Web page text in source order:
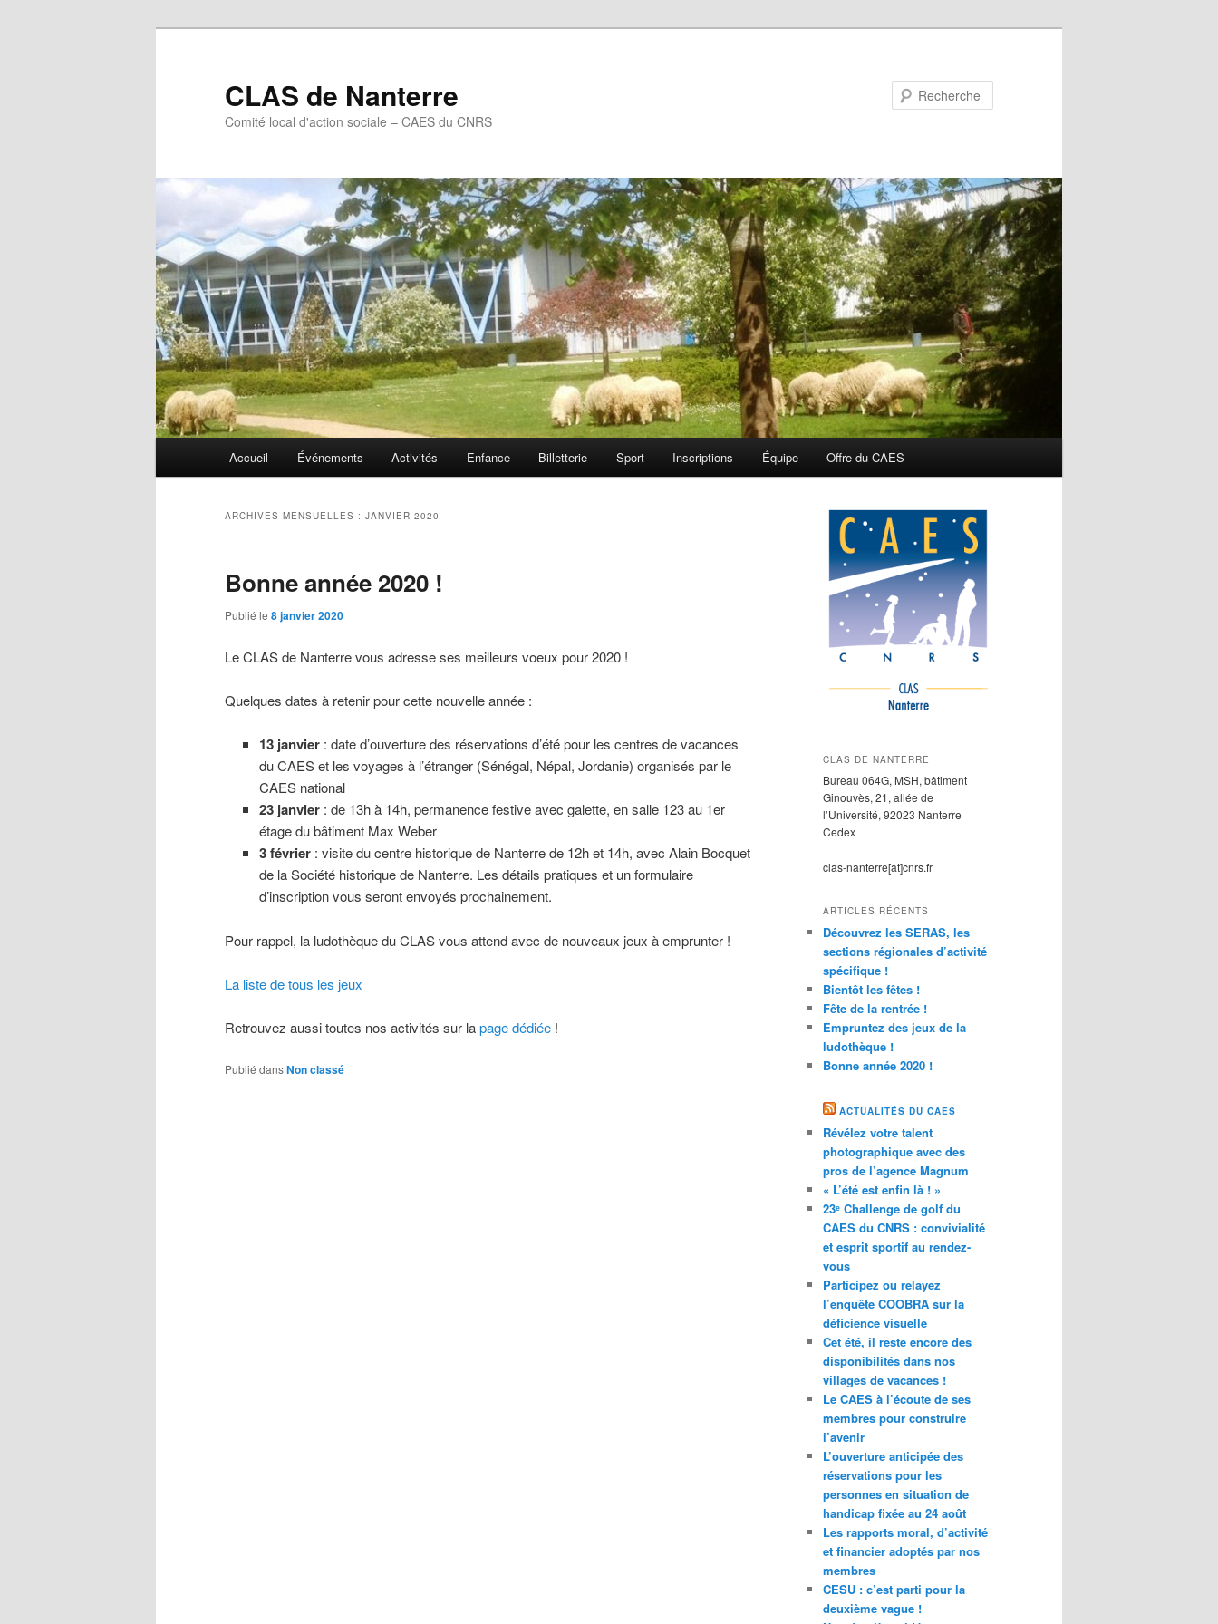
CLAS de Nanterre
Comité local d'action sociale – CAES du CNRS
Accueil Événements Activités Enfance Billetterie Sport Inscriptions Équipe Offre du CAES
ARCHIVES MENSUELLES : JANVIER 2020
Bonne année 2020 !
Publié le 8 janvier 2020
Le CLAS de Nanterre vous adresse ses meilleurs voeux pour 2020 !
Quelques dates à retenir pour cette nouvelle année :
13 janvier : date d’ouverture des réservations d’été pour les centres de vacances
du CAES et les voyages à l’étranger (Sénégal, Népal, Jordanie) organisés par le
CAES national
23 janvier : de 13h à 14h, permanence festive avec galette, en salle 123 au 1er
étage du bâtiment Max Weber
3 février: visite du centre historique de Nanterre de 12h et 14h, avec Alain Bocquet
de la Société historique de Nanterre. Les détails pratiques et un formulaire
d’inscription vous seront envoyés prochainement.
Pour rappel, la ludothèque du CLAS vous attend avec de nouveaux jeux à emprunter !
La liste de tous les jeux
Retrouvez aussi toutes nos activités sur lapage dédiée !
Publié dansNon classé
CLAS DE NANTERRE
Bureau 064G, MSH, bâtiment
Ginouvès, 21, allée de
l’Université, 92023 Nanterre
Cedex
clas-nanterre[at]cnrs.fr
ARTICLES RÉCENTS
Découvrez les SERAS, les
sections régionales d’activité
spécifique !
Bientôt les fêtes !
Fête de la rentrée !
Empruntez des jeux de la
ludothèque !
Bonne année 2020 !
ACTUALITÉS DU CAES
Révélez votre talent
photographique avec des
pros de l’agence Magnum
« L’été est enfin là ! »
23ᵉ Challenge de golf du
CAES du CNRS : convivialité
et esprit sportif au rendez-
vous
Participez ou relayez
l’enquête COOBRA sur la
déficience visuelle
Cet été, il reste encore des
disponibilités dans nos
villages de vacances !
Le CAES à l’écoute de ses
membres pour construire
l’avenir
L’ouverture anticipée des
réservations pour les
personnes en situation de
handicap fixée au 24 août
Les rapports moral, d’activité
et financier adoptés par nos
membres
CESU : c’est parti pour la
deuxième vague !